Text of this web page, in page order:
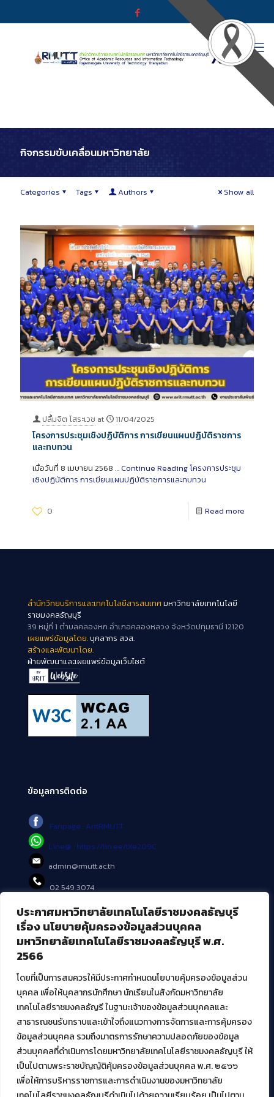
ประกาศมหาวิทยาลัยเทคโนโลยีราชมงคลธัญบุรี
เรื่อง นโยบายคุ้มครองข้อมูลส่วนบุคคล
มหาวิทยาลัยเทคโนโลยีราชมงคลธัญบุรี พ.ศ.
2566
โดยที่เป็นการสมควรให้มีประกาศกำหนดนโยบายคุ้มครองข้อมูลส่วน
บุคคล เพื่อให้บุคลากรนักศึกษา นักเรียนในสังกัดมหาวิทยาลัย
เทคโนโลยีราชมงคลธัญรี ในฐานะเจ้าของข้อมูลส่วนบุคคลและ
สาธารณชนรับทราบและเข้าใจถึงแนวทางการจัดการและการคุ้มครอง
ข้อมูลส่วนบุคคล รวมถึงมาตรการรักษาความปลอดภัยของข้อมูล
ส่วนบุคคลที่ดำเนินการโดยมหาวิทยาลัยเทคโนโลยีราชมงคลธัญบุรี ให้
เป็นไปตามพระราชบัญญัติคุ้มครองข้อมูลส่วนบุคคล พ.ศ. ๒๕๖๖
เพื่อให้การบริหารราชการและการดำเนินงานของมหาวิทยาลัย
กิจกรรมขับเคลื่อนมหาวิทยาลัย
Categories Tags Authors Show all
ปลื้มจิต โสระเวช at 11/04/2025
โครงการประชุมเชิงปฏิบัติการ การเขียนแผนปฏิบัติราชการ
และทบทวน
เมื่อวันที่ 8 เมษายน 2568 … Continue Readingโครงการประชุม
เชิงปฏิบัติการ การเขียนแผนปฏิบัติราชการและทบทวน
0 Read more
สำนักวิทยบริการและเทคโนโลยีสารสนเทศมหาวิทยาลัยเทคโนโลยี
ราชมงคลธัญบุรี
39 หมู่ที่ 1 ตำบลคลองหก อำเภอคลองหลวง จังหวัดปทุมธานี 12120
เผยแพร่ข้อมูลโดย.บุคลากร สวส.
สร้างและพัฒนาโดย.
ฝ่ายพัฒนาและเผยแพร่ข้อมูลเว็บไซต์
ข้อมูลการติดต่อ
Fanpage : AritRMUTT
Line@ : https://lin.ee/tXe209C
admin@rmutt.ac.th
02 549 3074
บริการอื่นๆ ของ สวส.
ศูนย์สื่อดิจิทัล
ศูนย์นวัตกรรมและความรู้
สมัยใหม่ (MoSeC)
งานบริการวิชาการให้กับหน่วยงานภายนอก
โครงการส่งเสริมและพัฒนาผู้ประกอบการ SME โดย. มทร.ธัญบุรี
กิจกรรมการเชื่อมโยงเครือข่ายผู้ให้บริการเครื่องจักรกลทางการ
เกษตร ภายใต้โครงการส่งเสริมการรแปรรูปสินค้าเกษตรระดับชุมชน
กรมส่งเสริมอุตสาหกรรม